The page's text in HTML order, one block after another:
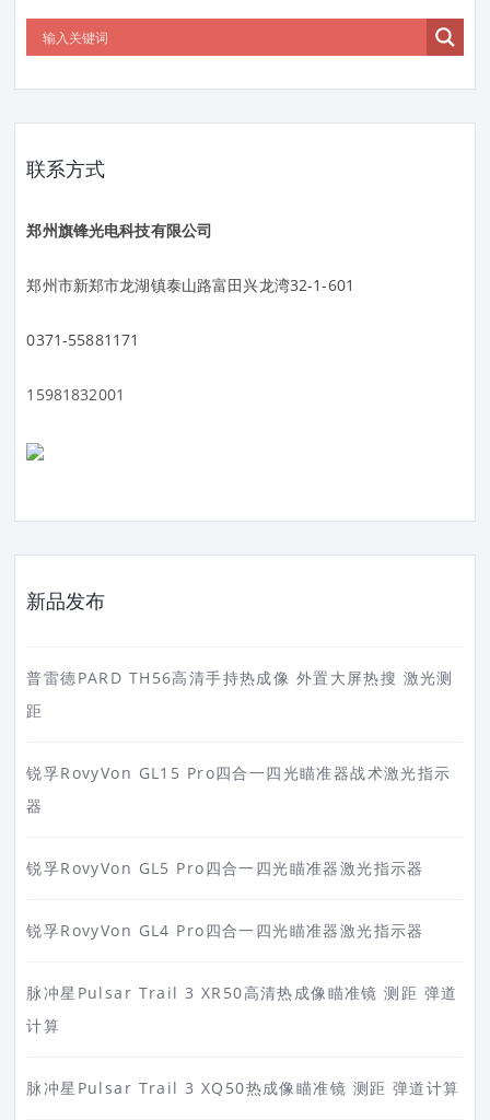
联系方式
郑州旗锋光电科技有限公司
郑州市新郑市龙湖镇泰山路富田兴龙湾32-1-601
0371-55881171
15981832001
新品发布
普雷德PARD TH56高清手持热成像 外置大屏热搜 激光测
距
锐孚RovyVon GL15 Pro四合一四光瞄准器战术激光指示
器
锐孚RovyVon GL5 Pro四合一四光瞄准器激光指示器
锐孚RovyVon GL4 Pro四合一四光瞄准器激光指示器
脉冲星Pulsar Trail 3 XR50高清热成像瞄准镜 测距 弹道
计算
脉冲星Pulsar Trail 3 XQ50热成像瞄准镜 测距 弹道计算